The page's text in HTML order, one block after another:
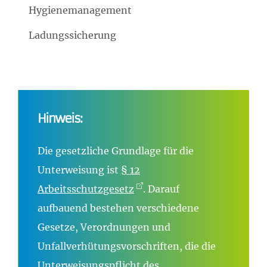
Hygienemanagement
Ladungssicherung
Hinweis:
Die gesetzliche Grundlage für die
Unterweisung ist § 12
Arbeitsschutzgesetz
. Darauf
aufbauend bestehen verschiedene
Gesetze, Verordnungen und
Unfallverhütungsvorschriften, die die